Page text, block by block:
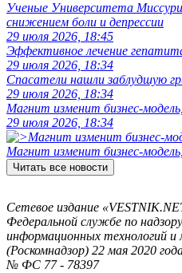
Ученые Университета
снижением боли и депрессии
29 июля 2026, 18:45
Эффективное лечение
29 июля 2026, 18:34
Спасатели нашли заблудшую
29 июля 2026, 18:34
Магнит изменит бизнес-
29 июля 2026, 18:34
Магнит изменит бизнес-
Читать все новости
Сетевое издание
Федеральной службе по надзору
информационных технологий и
(Роскомнадзор) 22 мая 2020
№ ФС 77 - 78397